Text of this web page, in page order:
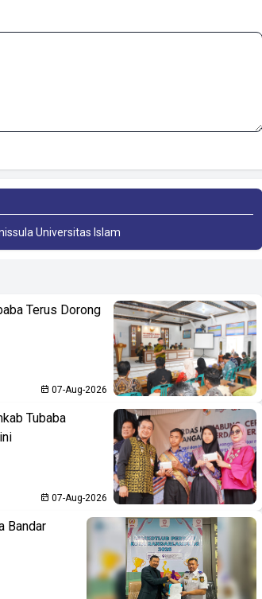
Universitas Islam
Terus Dorong
07-Aug-2026
Tubaba
07-Aug-2026
Bandar